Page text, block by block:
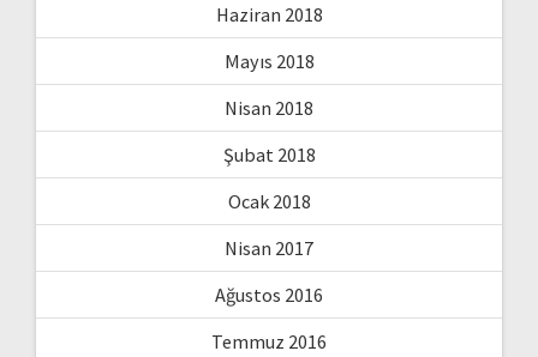
Haziran 2018
Mayıs 2018
Nisan 2018
Şubat 2018
Ocak 2018
Nisan 2017
Ağustos 2016
Temmuz 2016